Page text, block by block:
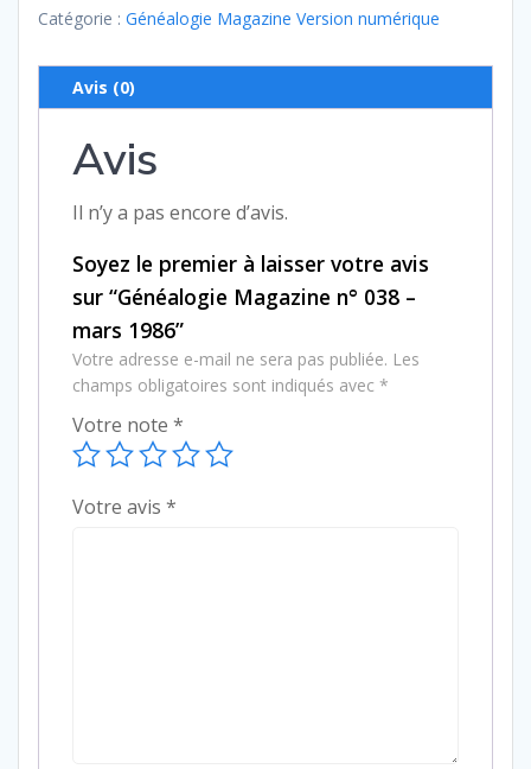
Magazine
038
–
1986
Catégorie : Généalogie Magazine Version numérique
Avis (0)
Avis
Il n’y a pas encore d’avis.
Soyez le premier à laisser votre avis
sur “Généalogie Magazine n° 038 –
mars 1986”
Votre adresse e-mail ne sera pas publiée. Les
champs obligatoires sont indiqués avec *
Votre note *
Votre avis *